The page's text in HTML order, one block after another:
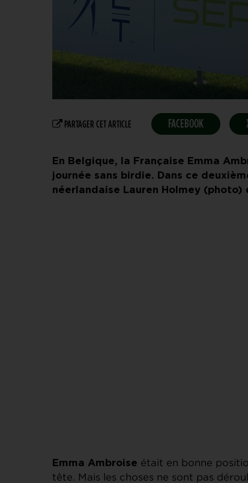
PARTAGER CET ARTICLE FACEBOOK
En Belgique, la Française Emma
journée sans birdie. Dans ce
néerlandaise Lauren Holmey (photo)
Emma Ambroise était en bonne
tête. Mais les choses ne sont pas